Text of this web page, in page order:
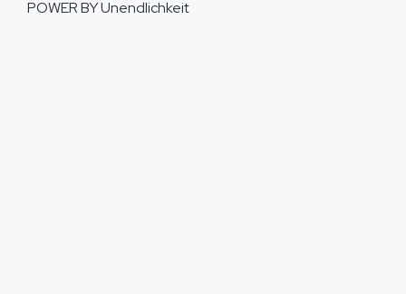
POWER BYUnendlichkeit